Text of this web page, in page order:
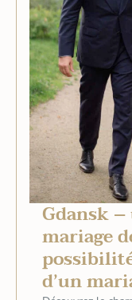
Gdansk
mariage
d’un